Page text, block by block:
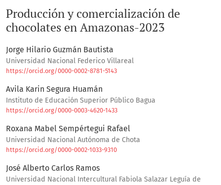
Producción y comercialización de
chocolates en Amazonas-2023
Jorge Hilario Guzmán Bautista
Universidad Nacional Federico Villareal
https://orcid.org/0000-0002-8781-5143
Avila Karin Segura Huamán
Instituto de Educación Superior Público Bagua
https://orcid.org/0000-0003-4620-1433
Roxana Mabel Sempértegui Rafael
Universidad Nacional Autónoma de Chota
https://orcid.org/0000-0002-1033-9310
José Alberto Carlos Ramos
Universidad Nacional Intercultural Fabiola Salazar Leguía de